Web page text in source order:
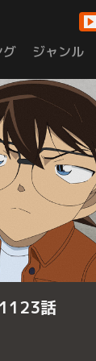
グ ジャンル
話